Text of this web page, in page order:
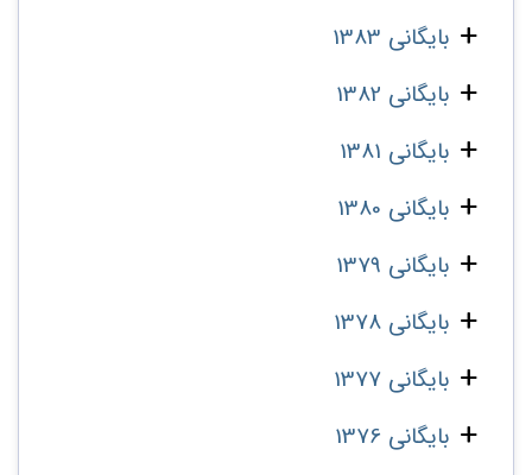
بایگانی 1383
بایگانی 1382
بایگانی 1381
بایگانی 1380
بایگانی 1379
بایگانی 1378
بایگانی 1377
بایگانی 1376